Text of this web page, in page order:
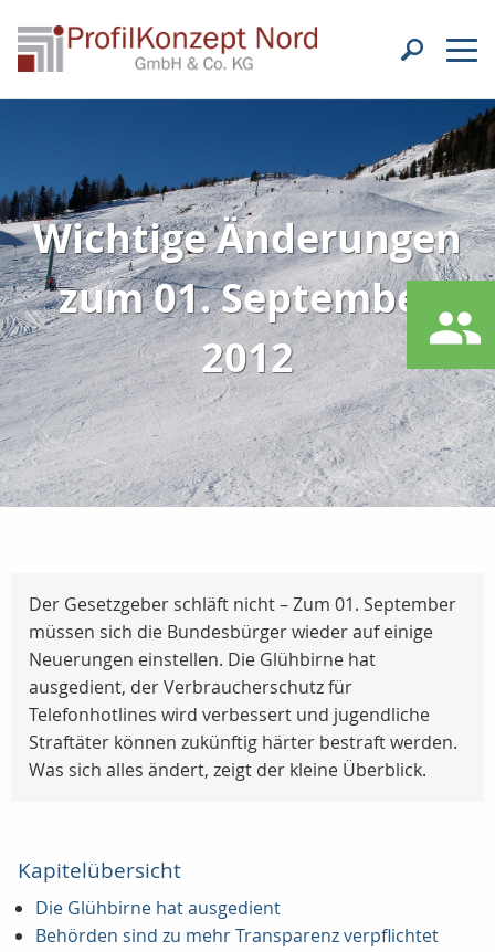
Wichtige Änderungen
zum 01. September
2012
Der Gesetzgeber schläft nicht – Zum 01. September
müssen sich die Bundesbürger wieder auf einige
Neuerungen einstellen. Die Glühbirne hat
ausgedient, der Verbraucherschutz für
Telefonhotlines wird verbessert und jugendliche
Straftäter können zukünftig härter bestraft werden.
Was sich alles ändert, zeigt der kleine Überblick.
Kapitelübersicht
Die Glühbirne hat ausgedient
Behörden sind zu mehr Transparenz verpflichtet